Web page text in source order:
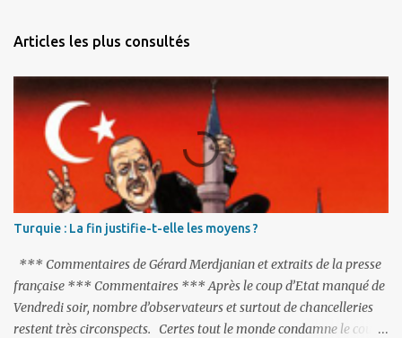
n
i
Articles les plus consultés
Turquie : La fin justifie-t-elle les moyens ?
*** Commentaires de Gérard Merdjanian et extraits de la presse
française *** Commentaires *** Après le coup d’Etat manqué de
Vendredi soir, nombre d’observateurs et surtout de chancelleries
restent très circonspects. Certes tout le monde condamne le coup